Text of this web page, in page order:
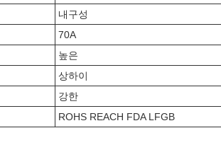
내구성
70A
높은
상하이
강한
ROHS REACH FDA LFGB